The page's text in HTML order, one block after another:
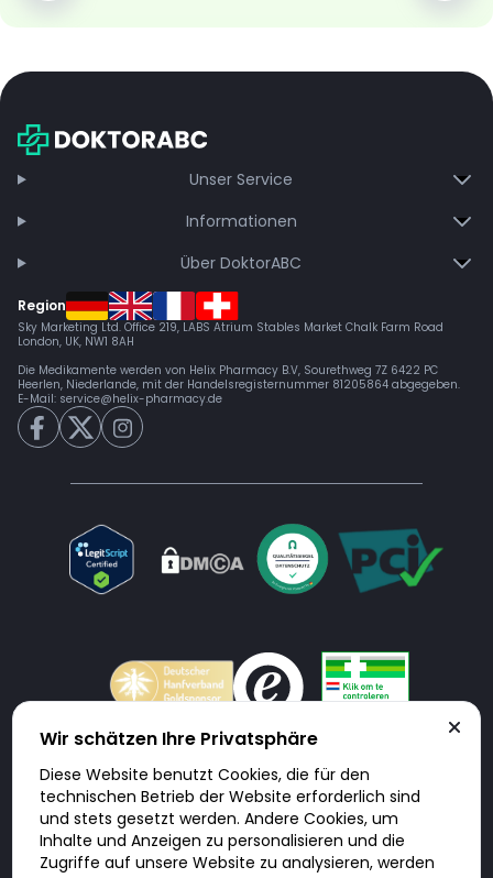
Unser Service
Informationen
Über DoktorABC
Region
Sky Marketing Ltd. Office 219, LABS Atrium Stables Market Chalk Farm Road
London, UK, NW1 8AH
Die Medikamente werden von Helix Pharmacy B.V, Sourethweg 7Z 6422 PC
Heerlen, Niederlande, mit der Handelsregisternummer 81205864 abgegeben.
E-Mail: service@helix-pharmacy.de
Doktorabc.com ist eine Vermittlungsplattform. Doktorabc ist ausdrücklich
keine Internetapotheke. Doktorabc bietet keine Medikamente oder
sonstige Produkte an oder liefert diese. Jegliche Informationen zu
Produkten, Medikamenten und Preisen auf der Internetseite beinhalten
kein Angebot von Doktorabc an Sie. Für die Einhaltung der in Ihrem Land
geltenden Gesetze und sonstigen Rechtsvorschriften sind Sie als Nutzer
selbst verantwortlich. Die Nutzung unseres Services auf Doktorabc durch
Wir schätzen Ihre Privatsphäre
Diese Website benutzt Cookies, die für den
technischen Betrieb der Website erforderlich sind
und stets gesetzt werden. Andere Cookies, um
Inhalte und Anzeigen zu personalisieren und die
Zugriffe auf unsere Website zu analysieren, werden